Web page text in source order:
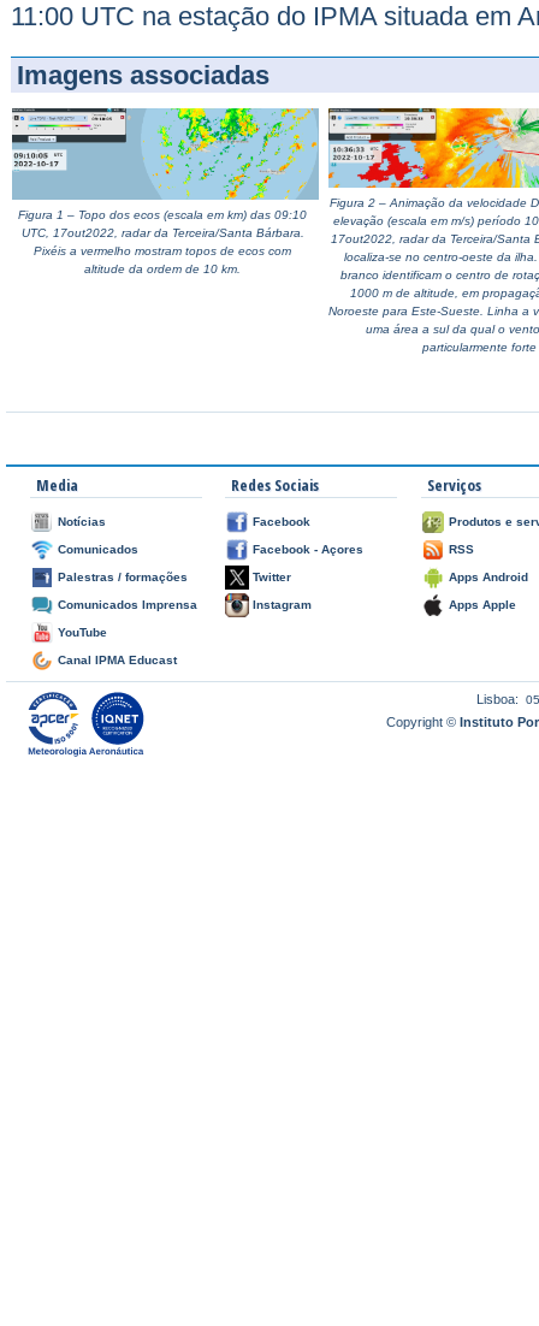
11:00 UTC na estação do IPMA situada em
Imagens associadas
Figura 1 – Topo dos ecos (escala em km) das 09:10
UTC, 17out2022, radar da Terceira/Santa Bárbara.
Pixéis a vermelho mostram topos de ecos com
altitude da ordem de 10 km.
Figura 2 – Animação da velocidade
elevação (escala em m/s) período
17out2022, radar da Terceira/Santa
localiza-se no centro-oeste da
branco identificam o centro de
1000 m de altitude, em
Noroeste para Este-Sueste. Linha a
uma área a sul da qual o
particularmente forte
Media
Notícias
Comunicados
Palestras / formações
Comunicados Imprensa
YouTube
Canal IPMA Educast
Redes Sociais
Facebook
Facebook - Açores
Twitter
Instagram
Serviços
Produtos e
RSS
Apps Android
Apps Apple
Lisboa:
Copyright ©Instituto